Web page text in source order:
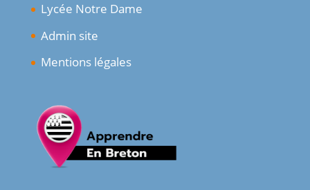
Lycée Notre Dame
Admin site
Mentions légales